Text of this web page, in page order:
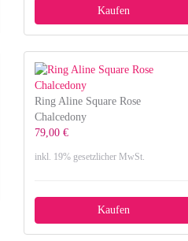
Kaufen
Ring Aline Square Rose
Chalcedony
79,00 €
inkl. 19% gesetzlicher MwSt.
Kaufen